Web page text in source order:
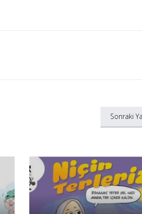
Sonraki